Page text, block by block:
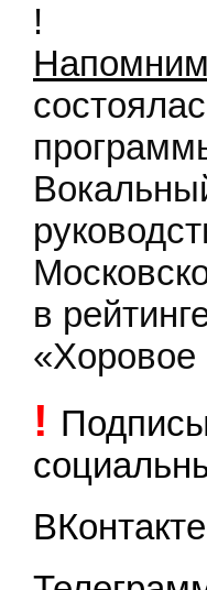
!
Напомним
в
«Хоровое
!
ВКонтакте